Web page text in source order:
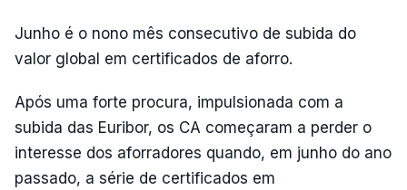
Junho é o nono mês consecutivo de subida do
valor global em certificados de aforro.
Após uma forte procura, impulsionada com a
subida das Euribor, os CA começaram a perder o
interesse dos aforradores quando, em junho do ano
passado, a série de certificados em